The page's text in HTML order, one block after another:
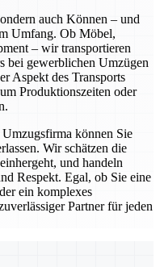
auch Können – und
Umfang. Ob Möbel,
– wir transportieren
bei gewerblichen Umzügen
Aspekt des Transports
Produktionszeiten oder
können Sie
Wir schätzen die
und handeln
Respekt. Egal, ob Sie eine
ein komplexes
Partner für jeden